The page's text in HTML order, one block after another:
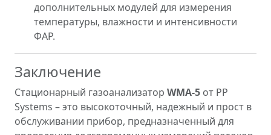
дополнительных модулей для измерения
температуры, влажности и интенсивности
ФАР.
Заключение
Стационарный газоанализатор WMA-5 от PP
Systems – это высокоточный, надежный и прост в
обслуживании прибор, предназначенный для